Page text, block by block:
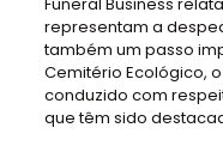
representam a
também um passo
Cemitério Ecológico,
conduzido com
que têm sido